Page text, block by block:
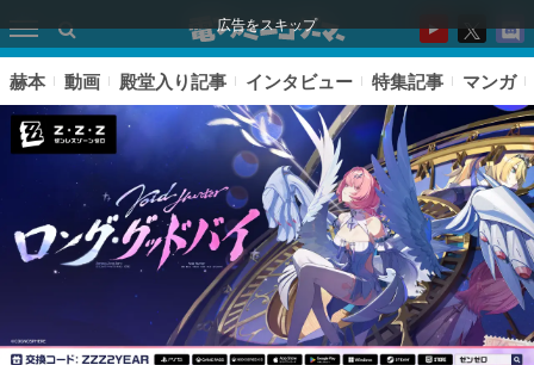
広告をスキップ
赫本 動画 殿堂入り記事 インタビュー 特集記事 マンガ